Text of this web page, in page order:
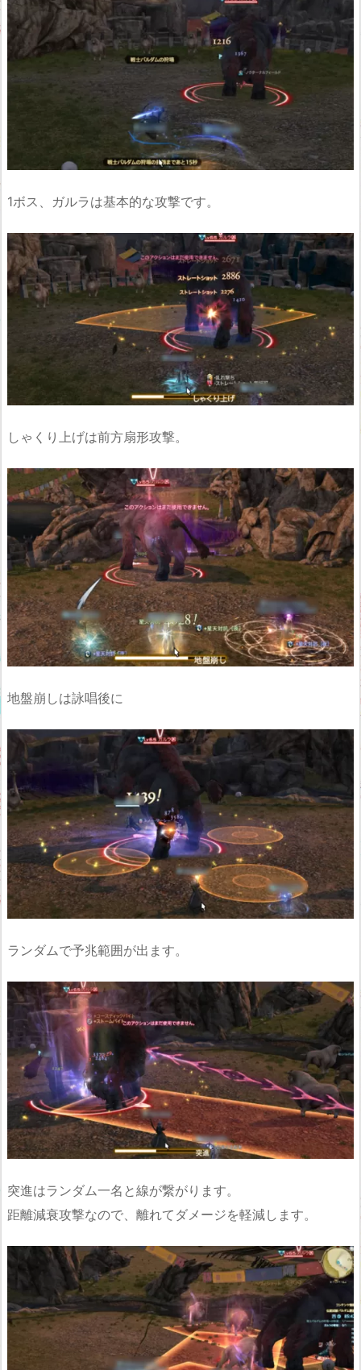
1ボス、ガルラは基本的な攻撃です。
しゃくり上げは前方扇形攻撃。
地盤崩しは詠唱後に
ランダムで予兆範囲が出ます。
突進はランダム一名と線が繋がります。
距離減衰攻撃なので、離れてダメージを軽減します。